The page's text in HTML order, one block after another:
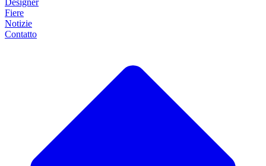
Designer
Fiere
Notizie
Contatto